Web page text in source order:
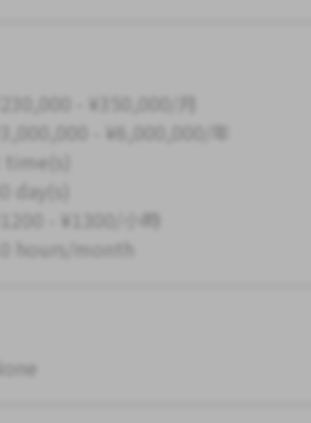
- ¥350,000/月
- ¥6,000,000/年
2 time(s)
30 day(s)
- ¥1300/小時
10 hours/month